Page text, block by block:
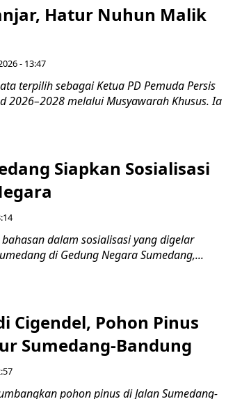
Hatur Nuhun Malik
- 13:47
terpilih sebagai Ketua PD Pemuda Persis
2026–2028 melalui Musyawarah Khusus. Ia
Siapkan Sosialisasi
bahasan dalam sosialisasi yang digelar
di Gedung Negara Sumedang,...
Cigendel, Pohon Pinus
Sumedang-Bandung
pohon pinus di Jalan Sumedang-